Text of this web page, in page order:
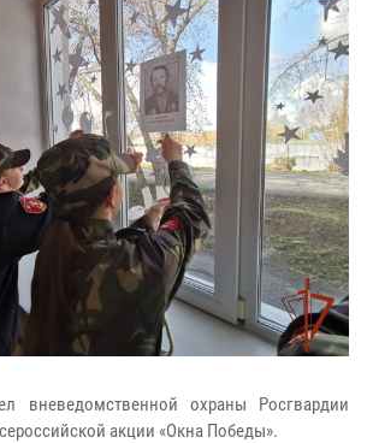
вневедомственной охраны Росгвардии
акции «Окна Победы».